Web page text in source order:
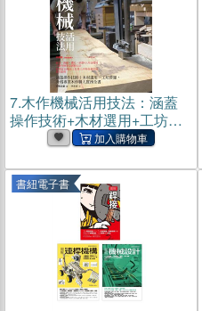
7.木作機械活用技法：涵蓋
操作技術+木材選用+工坊營
運，升格專業木作職人實務
書紐電子書